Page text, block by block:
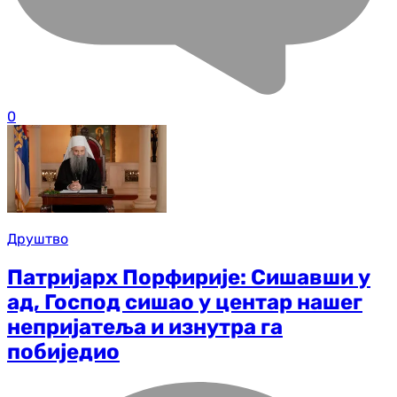
0
Друштво
Патријарх Порфирије: Сишавши у
ад, Господ сишао у центар нашег
непријатеља и изнутра га
побиједио